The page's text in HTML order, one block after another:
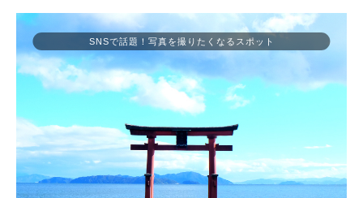
SNSで話題！写真を撮りたくなるスポット